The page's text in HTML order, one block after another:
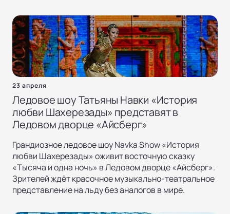
23 апреля
Ледовое шоу Татьяны Навки «История
любви Шахерезады» представят в
Ледовом дворце «Айсберг»
Грандиозное ледовое шоу Navka Show «История
любви Шахерезады» оживит восточную сказку
«Тысяча и одна ночь» в Ледовом дворце «Айсберг».
Зрителей ждёт красочное музыкально-театральное
представление на льду без аналогов в мире.